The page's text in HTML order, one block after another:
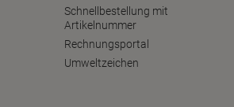
Schnellbestellung mit
Artikelnummer
Rechnungsportal
Umweltzeichen